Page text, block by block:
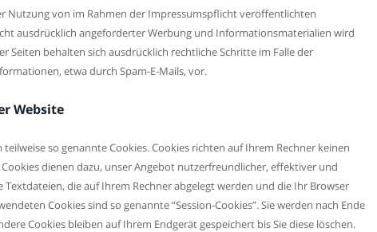
Nutzung von im Rahmen der Impressumspflicht veröffentlichten
ausdrücklich angeforderter Werbung und Informationsmaterialien wird
Seiten behalten sich ausdrücklich rechtliche Schritte im Falle der
etwa durch Spam-E-Mails, vor.
Website
so genannte Cookies. Cookies richten auf Ihrem Rechner keinen
dienen dazu, unser Angebot nutzerfreundlicher, effektiver und
Textdateien, die auf Ihrem Rechner abgelegt werden und die Ihr Browser
Cookies sind so genannte “Session-Cookies”. Sie werden nach Ende
Cookies bleiben auf Ihrem Endgerät gespeichert bis Sie diese löschen.